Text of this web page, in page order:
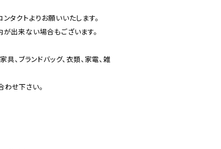
タクトよりお願いいたします。
出来ない場合もございます。
、ブランドバッグ、衣類、家電、雑
せ下さい。